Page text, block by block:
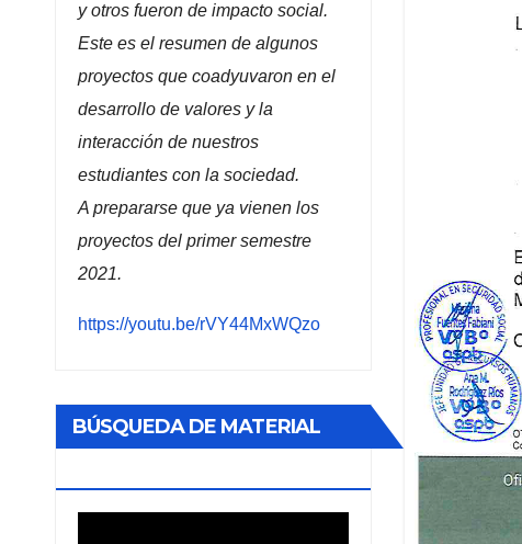
y otros fueron de impacto social.
Este es el resumen de algunos
proyectos que coadyuvaron en el
desarrollo de valores y la
interacción de nuestros
estudiantes con la sociedad.
A prepararse que ya vienen los
proyectos del primer semestre
2021.
https://youtu.be/rVY44MxWQzo
BÚSQUEDA DE MATERIAL